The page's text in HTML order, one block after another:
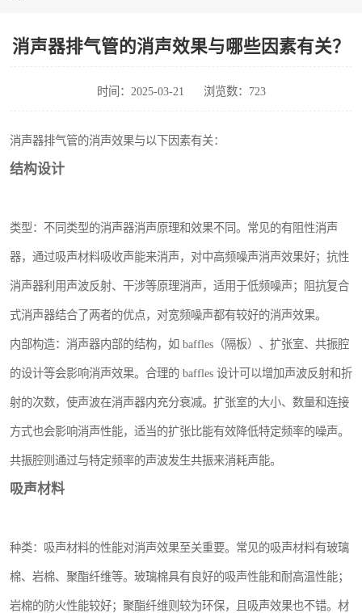
消声器排气管的消声效果与哪些因素有关？
时间：2025-03-21 浏览数：723
消声器排气管的消声效果与以下因素有关：
结构设计
类型：不同类型的消声器消声原理和效果不同。常见的有阻性消声
器，通过吸声材料吸收声能来消声，对中高频噪声消声效果好；抗性
消声器利用声波反射、干涉等原理消声，适用于低频噪声；阻抗复合
式消声器结合了两者的优点，对宽频噪声都有较好的消声效果。
内部构造：消声器内部的结构，如 baffles（隔板）、扩张室、共振腔
的设计等会影响消声效果。合理的 baffles 设计可以增加声波反射和折
射的次数，使声波在消声器内充分衰减。扩张室的大小、数量和连接
方式也会影响消声性能，适当的扩张比能有效降低特定频率的噪声。
共振腔则通过与特定频率的声波发生共振来消耗声能。
吸声材料
种类：吸声材料的性能对消声效果至关重要。常见的吸声材料有玻璃
棉、岩棉、聚酯纤维等。玻璃棉具有良好的吸声性能和耐高温性能；
岩棉的防火性能较好；聚酯纤维则较为环保，且吸声效果也不错。材